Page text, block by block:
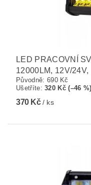
LED PRACOVNÍ
12000LM, 12V/24V,
Původně: 690 Kč
Ušetříte:320 Kč (–46 %)
370 Kč/ ks